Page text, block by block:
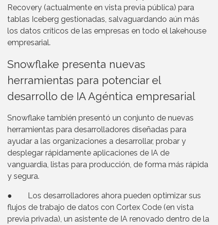
Recovery (actualmente en vista previa pública) para
tablas Iceberg gestionadas, salvaguardando aún más
los datos críticos de las empresas en todo el lakehouse
empresarial.
Snowflake presenta nuevas
herramientas para potenciar el
desarrollo de IA Agéntica empresarial
Snowflake también presentó un conjunto de nuevas
herramientas para desarrolladores diseñadas para
ayudar a las organizaciones a desarrollar, probar y
desplegar rápidamente aplicaciones de IA de
vanguardia, listas para producción, de forma más rápida
y segura.
● Los desarrolladores ahora pueden optimizar sus
flujos de trabajo de datos con Cortex Code (en vista
previa privada), un asistente de IA renovado dentro de la